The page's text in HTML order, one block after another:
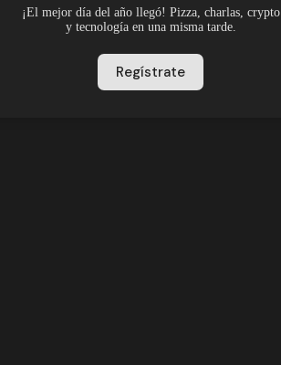
¡El mejor día del año llegó! Pizza, charlas, crypto
y tecnología en una misma tarde.
Regístrate